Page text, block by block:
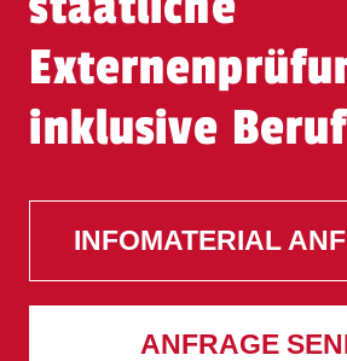
inklusive
INFOMATERIAL
ANFRAGE